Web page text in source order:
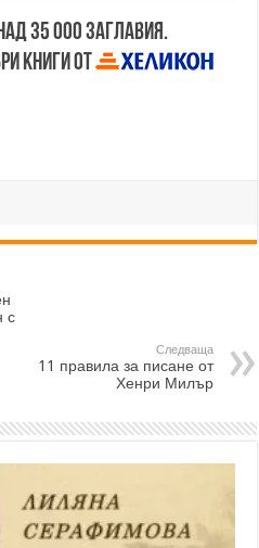
35 000 заглавия.
книги от
с
Следваща
11 правила за писане от
Хенри Милър